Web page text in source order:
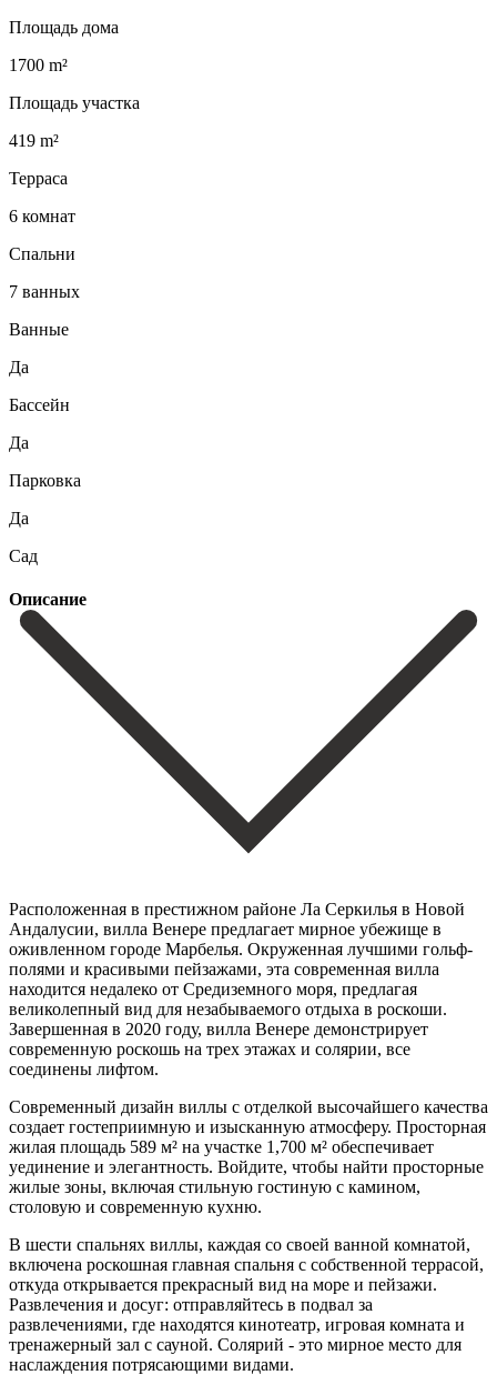
Площадь дома
1700 m²
Площадь участка
419 m²
Терраса
6 комнат
Спальни
7 ванных
Ванные
Да
Бассейн
Да
Парковка
Да
Сад
Описание
Расположенная в престижном районе Ла Серкилья в Новой
Андалусии, вилла Венере предлагает мирное убежище в
оживленном городе Марбелья. Окруженная лучшими гольф-
полями и красивыми пейзажами, эта современная вилла
находится недалеко от Средиземного моря, предлагая
великолепный вид для незабываемого отдыха в роскоши.
Завершенная в 2020 году, вилла Венере демонстрирует
современную роскошь на трех этажах и солярии, все
соединены лифтом.
Современный дизайн виллы с отделкой высочайшего качества
создает гостеприимную и изысканную атмосферу. Просторная
жилая площадь 589 м² на участке 1,700 м² обеспечивает
уединение и элегантность. Войдите, чтобы найти просторные
жилые зоны, включая стильную гостиную с камином,
столовую и современную кухню.
В шести спальнях виллы, каждая со своей ванной комнатой,
включена роскошная главная спальня с собственной террасой,
откуда открывается прекрасный вид на море и пейзажи.
Развлечения и досуг: отправляйтесь в подвал за
развлечениями, где находятся кинотеатр, игровая комната и
тренажерный зал с сауной. Солярий - это мирное место для
наслаждения потрясающими видами.